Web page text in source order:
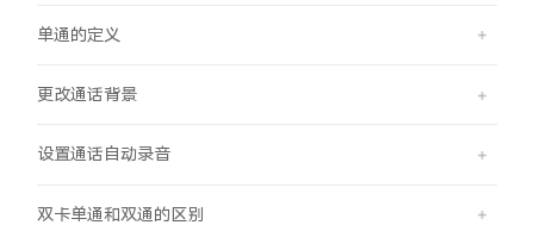
单通的定义
更改通话背景
设置通话自动录音
双卡单通和双通的区别